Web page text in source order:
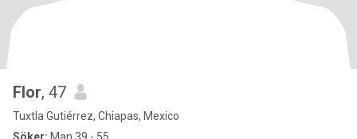
Flor, 47
Tuxtla Gutiérrez, Chiapas, Mexico